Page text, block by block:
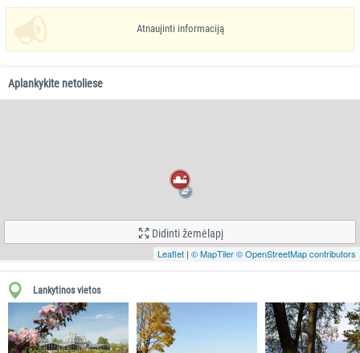
Atnaujinti informaciją
Aplankykite netoliese
Leaflet | © MapTiler© OpenStreetMap contributors
Didinti žemėlapį
Lankytinos vietos